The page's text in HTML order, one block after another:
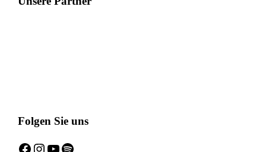
Folgen Sie uns
Facebook
Instagram
YouTube
Spotify